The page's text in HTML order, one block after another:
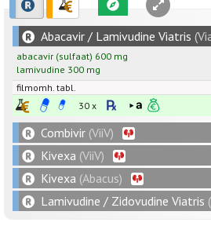
Abacavir / Lamivudine Viatris
abacavir (sulfaat) 600 mg
lamivudine 300 mg
filmomh. tabl.
30 x
Combivir (ViiV)
Kivexa (ViiV)
Kivexa (Abacus)
Lamivudine / Zidovudine Viatris